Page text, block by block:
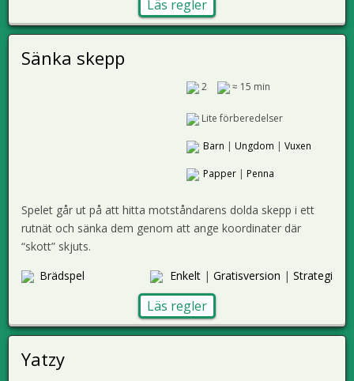
Läs regler
Sänka skepp
2 ≈ 15 min
Lite förberedelser
Barn | Ungdom | Vuxen
Papper| Penna
Spelet går ut på att hitta motståndarens dolda skepp i ett
rutnät och sänka dem genom att ange koordinater där
“skott” skjuts.
Brädspel
Enkelt | Gratisversion | Strategi
Läs regler
Yatzy